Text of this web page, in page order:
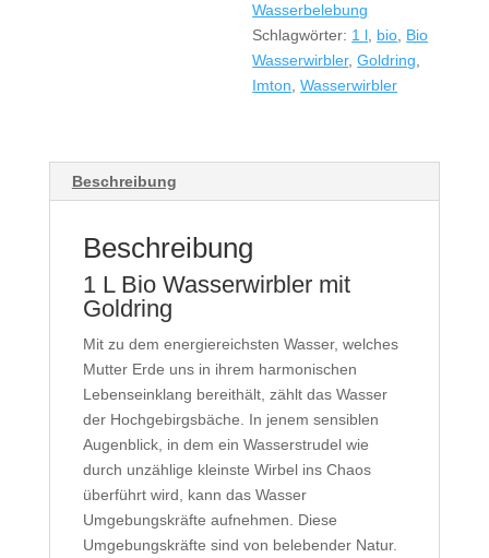
Wasserbelebung
Schlagwörter: 1 l bio Bio
Wasserwirbler,Goldring
Imton ,Wasserwirbler
Beschreibung
Beschreibung
1 L Bio Wasserwirbler mit
Goldring
Mit zu dem energiereichsten Wasser, welches
Mutter Erde uns in ihrem harmonischen
Lebenseinklang bereithält, zählt das Wasser
der Hochgebirgsbäche. In jenem sensiblen
Augenblick, in dem ein Wasserstrudel wie
durch unzählige kleinste Wirbel ins Chaos
überführt wird, kann das Wasser
Umgebungskräfte aufnehmen. Diese
Umgebungskräfte sind von belebender Natur.